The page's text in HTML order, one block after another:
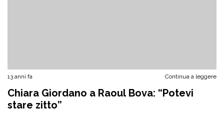
13 anni fa Continua a leggere
Chiara Giordano a Raoul Bova: “Potevi
stare zitto”